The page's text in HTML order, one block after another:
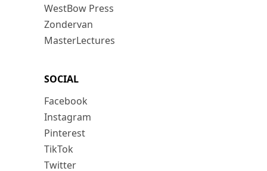
WestBow Press
Zondervan
MasterLectures
SOCIAL
Facebook
Instagram
Pinterest
TikTok
Twitter